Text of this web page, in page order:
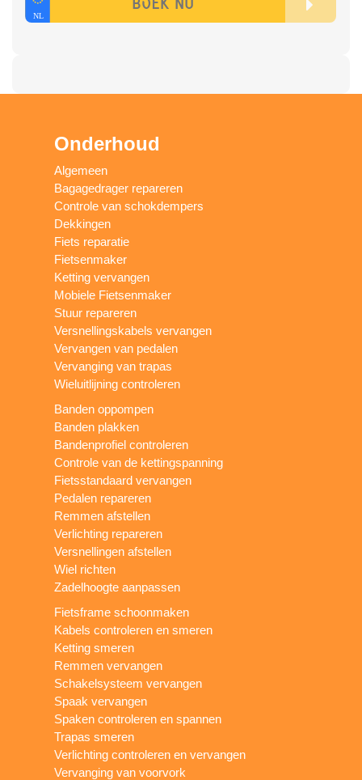
Onderhoud
Algemeen
Bagagedrager repareren
Controle van schokdempers
Dekkingen
Fiets reparatie
Fietsenmaker
Ketting vervangen
Mobiele Fietsenmaker
Stuur repareren
Versnellingskabels vervangen
Vervangen van pedalen
Vervanging van trapas
Wieluitlijning controleren
Banden oppompen
Banden plakken
Bandenprofiel controleren
Controle van de kettingspanning
Fietsstandaard vervangen
Pedalen repareren
Remmen afstellen
Verlichting repareren
Versnellingen afstellen
Wiel richten
Zadelhoogte aanpassen
Fietsframe schoonmaken
Kabels controleren en smeren
Ketting smeren
Remmen vervangen
Schakelsysteem vervangen
Spaak vervangen
Spaken controleren en spannen
Trapas smeren
Verlichting controleren en vervangen
Vervanging van voorvork